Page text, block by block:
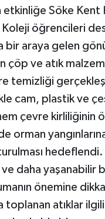
Söke Kent
Koleji öğrencileri
bir araya gelen
çöp ve atık
temizliği
cam, plastik ve
çevre kirliliğinin
orman
hedeflendi.
daha yaşanabilir
önemine
toplanan atıklar